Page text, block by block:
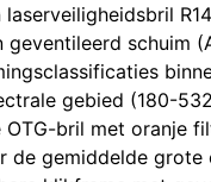
geventileerd schuim
gebied (180-
OTG-bril met oranje
de gemiddelde grote